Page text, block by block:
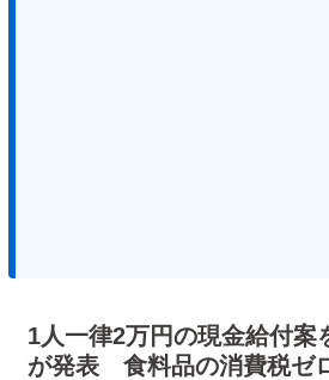
1人一律2万円の現金給付案
が発表 食料品の消費税ゼ